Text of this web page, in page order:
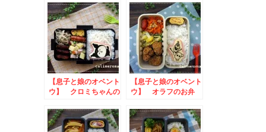
んざいフォトコンテス
ト
to Nadiaかき氷作っ
てみた投稿キャンペー
ン
【息子と娘のオベント
ウ】 クロミちゃんの
菓アレンジ神組合せキ
ャンペーン
【息子と娘のオベント
ウ】 オラフのお弁
だしで楽しむ秋の味覚